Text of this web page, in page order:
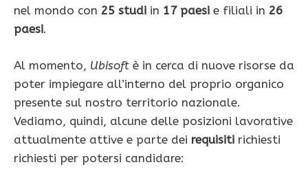
nel mondo con 25 studi in 17 paesi e filiali in 26
paesi.
Al momento, Ubisoft è in cerca di nuove risorse da
poter impiegare all’interno del proprio organico
presente sul nostro territorio nazionale.
Vediamo, quindi, alcune delle posizioni lavorative
attualmente attive e parte dei requisiti richiesti
richiesti per potersi candidare: